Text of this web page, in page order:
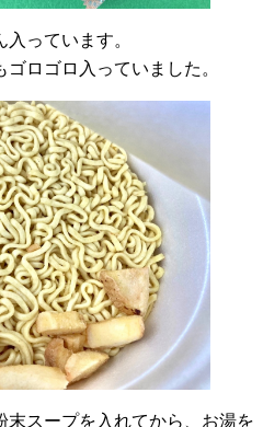
っています。
ロゴロ入っていました。
スープを入れてから、お湯を